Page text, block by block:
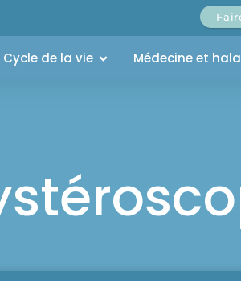
Cycle de la vie Médecine et